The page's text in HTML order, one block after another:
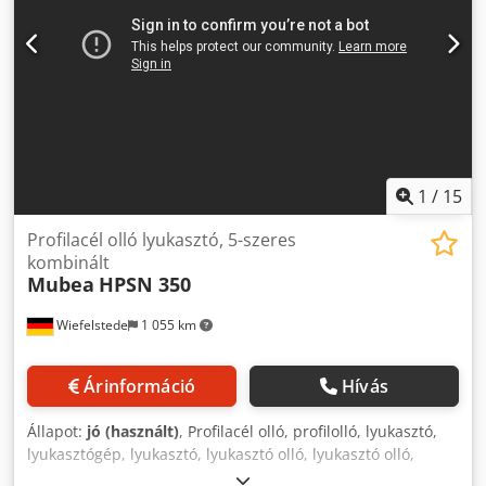
1 / 15
Wiefelstede 1 055 km
Profilacél olló lyukasztó, 5-szeres
kombinált
Mubea HPSN 350
Árinformáció Hívás
Állapot: jó (használt), Profilacél olló, profilolló, lyukasztó,
lyukasztógép, lyukasztó, lyukasztó olló, lyukasztó olló,
lyukasztó olló, lyukasztó olló -Gyártó: Mubea, HPSN 350